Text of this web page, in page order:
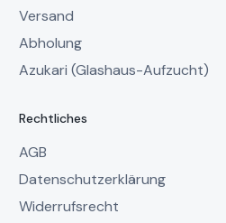
Versand
Abholung
Azukari (Glashaus-Aufzucht)
Rechtliches
AGB
Datenschutzerklärung
Widerrufsrecht